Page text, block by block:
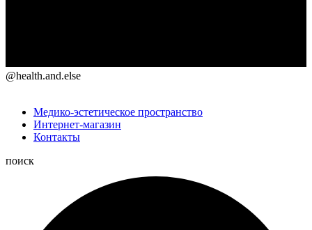
@health.and.else
Медико-эстетическое пространство
Интернет-магазин
Контакты
поиск